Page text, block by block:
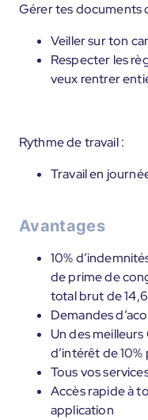
Gérer tes documents
Veiller sur ton
Respecter les
veux rentrer
Rythme de travail :
Travail en
Avantages
10%
de prime de
total brut de
Demandes
Un des
d’intérêt de 10%
Tous vos
Accès rapide à
application